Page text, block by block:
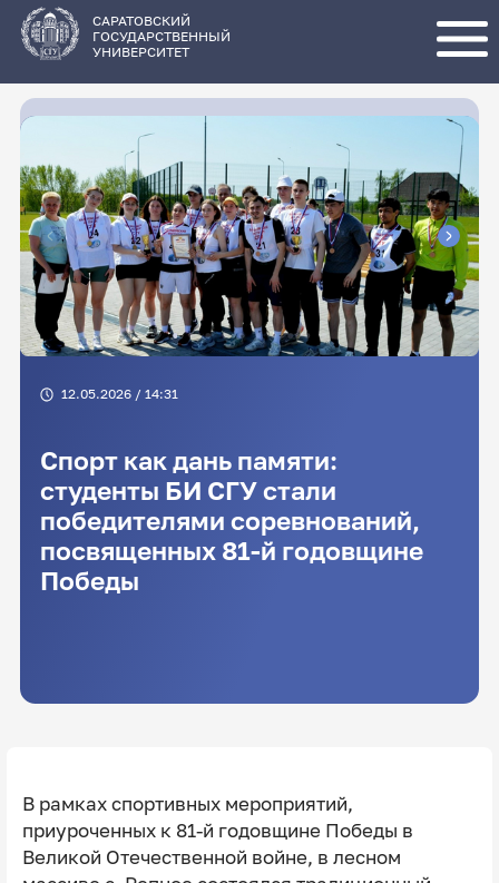
основному
содержанию
САРАТОВСКИЙ
ГОСУДАРСТВЕННЫЙ
УНИВЕРСИТЕТ
12.05.2026 / 14:31
Спорт как дань памяти:
студенты БИ СГУ стали
победителями соревнований,
посвященных 81-й годовщине
Победы
В рамках спортивных мероприятий,
приуроченных к 81-й годовщине Победы в
Великой Отечественной войне, в лесном